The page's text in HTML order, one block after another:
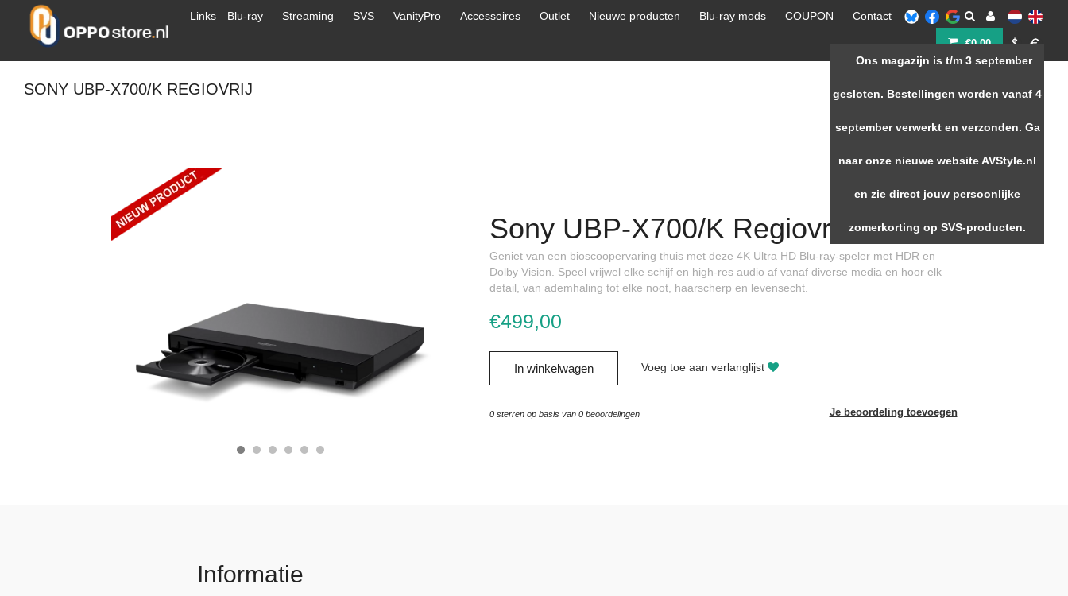
Links Blu-ray Streaming SVS VanityPro Accessoires Outlet Nieuwe producten Blu-ray mods COUPON Contact
€0,00
SONY UBP-X700/K REGIOVRIJ Home / Sony UBP-X700/K Regiovrij
Sony UBP-X700/K Regiovrij
Geniet van een bioscoopervaring thuis met deze 4K Ultra HD Blu-ray-speler met HDR en
Dolby Vision. Speel vrijwel elke schijf en high-res audio af vanaf diverse media en hoor elk
detail, van ademhaling tot elke noot, haarscherp en levensecht.
€499,00
In winkelwagen Voeg toe aan verlanglijst
0sterren op basis van 0beoordelingen Je beoordeling toevoegen
Informatie
Ons magazijn is t/m 3 september
gesloten. Bestellingen worden vanaf 4
september verwerkt en verzonden. Ga
naar onze nieuwe website AVStyle.nl
en zie direct jouw persoonlijke
zomerkorting op SVS-producten.